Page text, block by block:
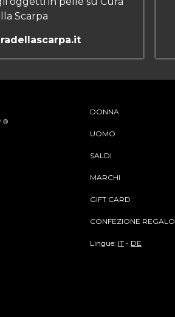
Scarpa
DONNA
UOMO
SALDI
MARCHI
GIFT CARD
CONFEZIONE REGALO
Lingue: IT - DE